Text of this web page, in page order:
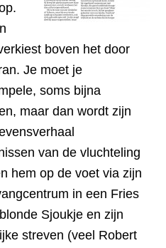
boven het door
Je moet je
soms bijna
maar dan wordt zijn
van de vluchteling
hem op de voet via zijn
in een Fries
Sjoukje en zijn
streven (veel Robert